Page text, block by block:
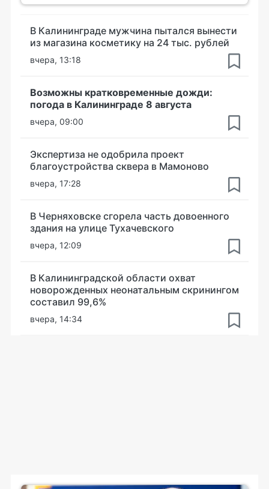
В Калининграде мужчина пытался вынести
из магазина косметику на 24 тыс. рублей
вчера, 13:18
Возможны кратковременные дожди:
погода в Калининграде 8 августа
вчера, 09:00
Экспертиза не одобрила проект
благоустройства сквера в Мамоново
вчера, 17:28
В Черняховске сгорела часть довоенного
здания на улице Тухачевского
вчера, 12:09
В Калининградской области охват
новорожденных неонатальным скринингом
составил 99,6%
вчера, 14:34